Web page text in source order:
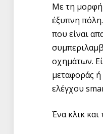
Με τη μορφή
έξυπνη
που είναι
οχημάτων.
μεταφοράς
ελέγχου
Ένα κλικ